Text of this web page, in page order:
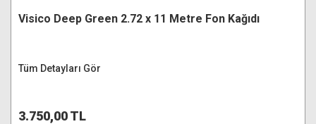
Visico Deep Green 2.72 x 11 Metre Fon Kağıdı
Tüm Detayları Gör
3.750,00 TL